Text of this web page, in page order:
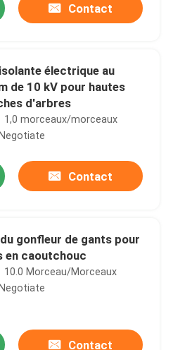
Contact
électrique au
de 10 kV pour hautes
d'arbres
1,0 morceaux/morceaux
Contact
gonfleur de gants pour
en caoutchouc
10.0 Morceau/Morceaux
Contact